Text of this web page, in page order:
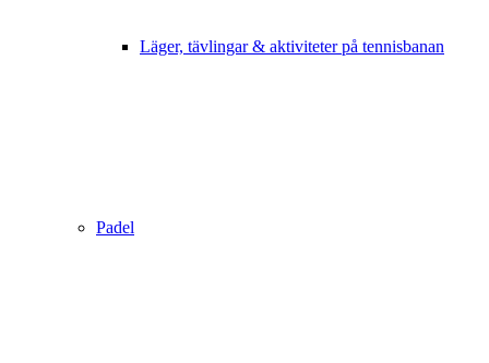
Läger, tävlingar & aktiviteter på tennisbanan
Padel